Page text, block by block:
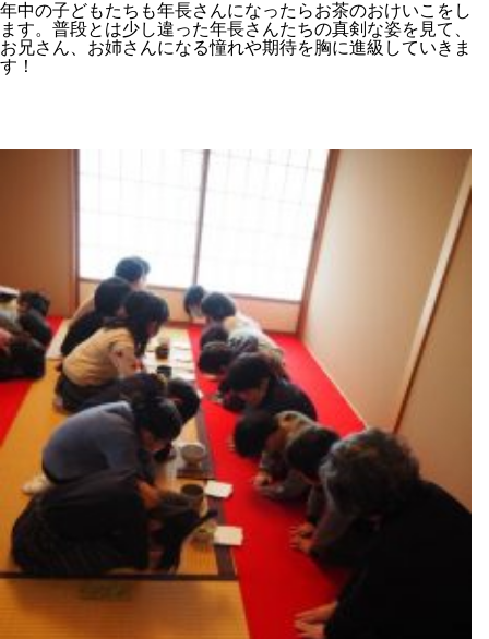
年中の子どもたちも年長さんになったらお茶のおけいこをし
ます。普段とは少し違った年長さんたちの真剣な姿を見て、
お兄さん、お姉さんになる憧れや期待を胸に進級していきま
す！